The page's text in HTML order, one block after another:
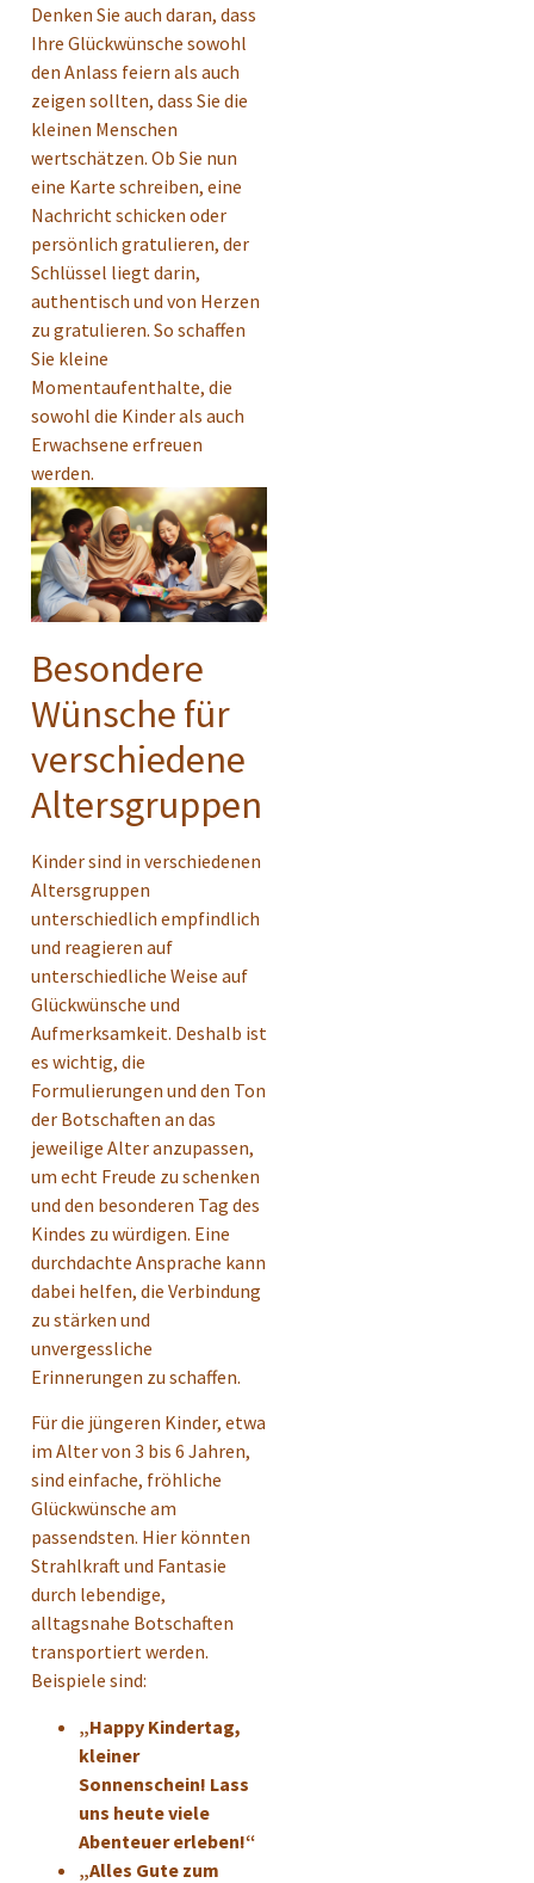
Denken Sie auch daran, dass
Ihre Glückwünsche sowohl
den Anlass feiern als auch
zeigen sollten, dass Sie die
kleinen Menschen
wertschätzen. Ob Sie nun
eine Karte schreiben, eine
Nachricht schicken oder
persönlich gratulieren, der
Schlüssel liegt darin,
authentisch und von Herzen
zu gratulieren. So schaffen
Sie kleine
Momentaufenthalte, die
sowohl die Kinder als auch
Erwachsene erfreuen
werden.
Besondere
Wünsche für
verschiedene
Altersgruppen
Kinder sind in verschiedenen
Altersgruppen
unterschiedlich empfindlich
und reagieren auf
unterschiedliche Weise auf
Glückwünsche und
Aufmerksamkeit. Deshalb ist
es wichtig, die
Formulierungen und den Ton
der Botschaften an das
jeweilige Alter anzupassen,
um echt Freude zu schenken
und den besonderen Tag des
Kindes zu würdigen. Eine
durchdachte Ansprache kann
dabei helfen, die Verbindung
zu stärken und
unvergessliche
Erinnerungen zu schaffen.
Für die jüngeren Kinder, etwa
im Alter von 3 bis 6 Jahren,
sind einfache, fröhliche
Glückwünsche am
passendsten. Hier könnten
Strahlkraft und Fantasie
durch lebendige,
alltagsnahe Botschaften
transportiert werden.
Beispiele sind:
„Happy Kindertag,
kleiner
Sonnenschein! Lass
uns heute viele
Abenteuer erleben!“
„Alles Gute zum